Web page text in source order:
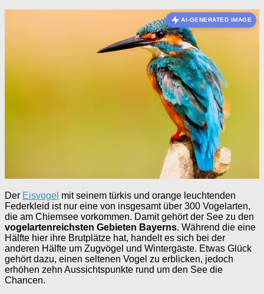
AI-GENERATED IMAGE
Der Eisvogel mit seinem türkis und orange leuchtenden
Federkleid ist nur eine von insgesamt über 300 Vogelarten,
die am Chiemsee vorkommen. Damit gehört der See zu den
vogelartenreichsten Gebieten Bayerns. Während die eine
Hälfte hier ihre Brutplätze hat, handelt es sich bei der
anderen Hälfte um Zugvögel und Wintergäste. Etwas Glück
gehört dazu, einen seltenen Vogel zu erblicken, jedoch
erhöhen zehn Aussichtspunkte rund um den See die
Chancen.